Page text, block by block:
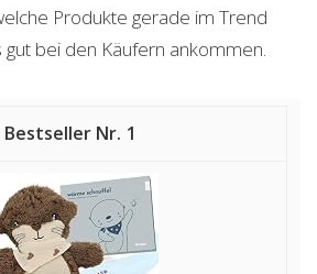
Produkte gerade im Trend
bei den Käufern ankommen.
1